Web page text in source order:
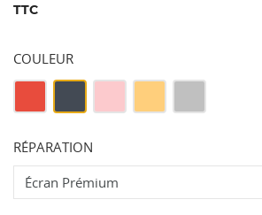
TTC
COULEUR
Rouge
RÉPARATION